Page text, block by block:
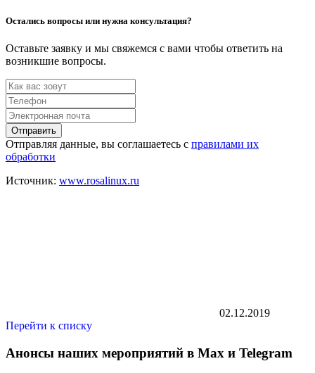
Остались вопросы или нужна консультация?
Оставьте заявку и мы свяжемся с вами чтобы ответить на
возникшие вопросы.
Отправить
Отправляя данные, вы соглашаетесь с правилами их
обработки
Источник: www.rosalinux.ru
02.12.2019
Перейти к списку
Анонсы наших мероприятий в Max и Telegram